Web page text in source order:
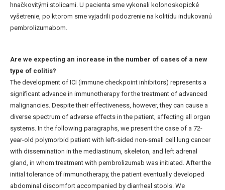
hnačkovitými stolicami. U pacienta sme vykonali kolonoskopické
vyšetrenie, po ktorom sme vyjadrili podozrenie na kolitídu indukovanú
pembrolizumabom.
Are we expecting an increase in the number of cases of a new
type of colitis?
The development of ICI (immune checkpoint inhibitors) represents a
significant advance in immunotherapy for the treatment of advanced
malignancies. Despite their effectiveness, however, they can cause a
diverse spectrum of adverse effects in the patient, affecting all organ
systems. In the following paragraphs, we present the case of a 72-
year-old polymorbid patient with left-sided non-small cell lung cancer
with dissemination in the mediastinum, skeleton, and left adrenal
gland, in whom treatment with pembrolizumab was initiated. After the
initial tolerance of immunotherapy, the patient eventually developed
abdominal discomfort accompanied by diarrheal stools. We